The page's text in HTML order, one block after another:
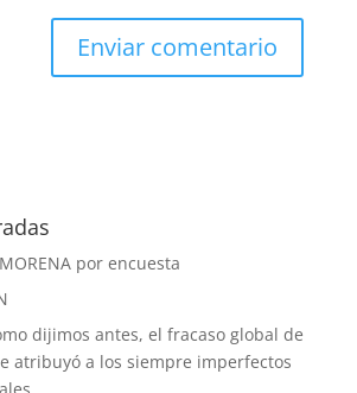
por encuesta
dijimos antes, el fracaso global de
atribuyó a los siempre imperfectos